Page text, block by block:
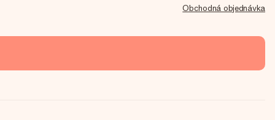
Obchodná objednávka